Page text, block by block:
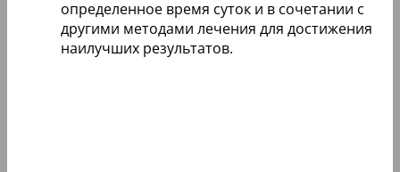
определенное время суток и в сочетании с
другими методами лечения для достижения
наилучших результатов.